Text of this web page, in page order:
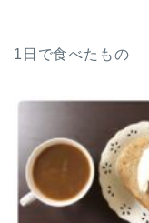
1日で食べたもの